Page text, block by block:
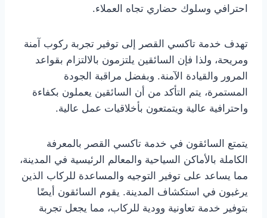
احترافي وسلوك حضاري تجاه العملاء.
تهدف خدمة تاكسي القصر إلى توفير تجربة ركوب آمنة
ومريحة، ولذا فإن السائقين يلتزمون بالالتزام بقواعد
المرور والقيادة الآمنة. وبفضل مراقبة الجودة
المستمرة، يتم التأكد من أن السائقين يعملون بكفاءة
واحترافية عالية ويتمتعون بأخلاقيات عمل عالية.
يتمتع السائقون في خدمة تاكسي القصر بالمعرفة
الكاملة بالأماكن السياحية والمعالم الرئيسية في المدينة،
مما يساعد على توفير التوجيه والمساعدة للركاب الذين
يرغبون في استكشاف المدينة. يقوم السائقون أيضًا
بتوفير خدمة تعاونية وودية للركاب، مما يجعل تجربة